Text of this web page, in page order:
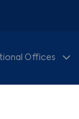
Offices